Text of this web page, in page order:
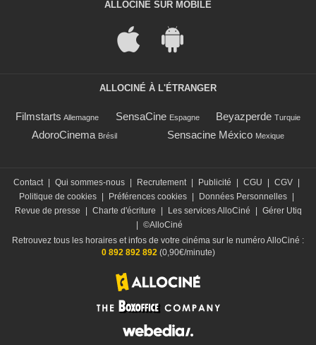
ALLOCINÉ SUR MOBILE
ALLOCINÉ À L'ÉTRANGER
Filmstarts Allemagne SensaCine Espagne Beyazperde Turquie
AdoroCinema Brésil Sensacine México Mexique
Contact | Qui sommes-nous | Recrutement | Publicité | CGU | CGV |
Politique de cookies | Préférences cookies | Données Personnelles |
Revue de presse
| Charte d'écriture | Les services AlloCiné | Gérer Utiq
| ©AlloCiné
Retrouvez tous les horaires et infos de votre cinéma sur le numéro AlloCiné :
0 892 892 892(0,90€/minute)